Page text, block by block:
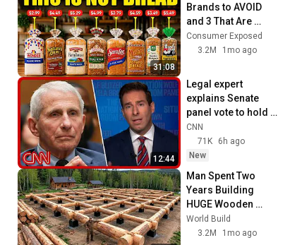
74
감추인 만나 356화 - 하나님
과 동역하는 것은 그분과 하
나로 묶이는 것임
한국복음서원
75
감추인 만나 355화 - 주 예수
그리스도의 은혜와 하나님의
사랑과 성령의 교통
한국복음서원
76
감추인 만나 354화 - 예수 그
리스도의 영의 넘치는 공급
한국복음서원
77
감추인 만나 353화 - 그리스
도를 삶으로 그리스도를 확대
함
한국복음서원
78
감추인 만나 352화 - 교회는
삼일 하나님의 분배의 결과임
한국복음서원
31:08
Brands to AVOID
and 3 That Are
Actually Safe
Consumer Exposed
3.2M
1mo ago
12:44
Legal expert
explains Senate
panel vote to hold
Fauci in contempt
CNN
71K
6h ago
New
Man Spent Two
Years Building
HUGE Wooden
House for his
Family | Start to
World Build
3.2M
1mo ago